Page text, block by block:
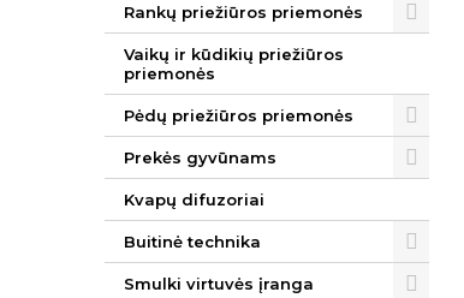
Rankų priežiūros priemonės
Vaikų ir kūdikių priežiūros
priemonės
Pėdų priežiūros priemonės
Prekės gyvūnams
Kvapų difuzoriai
Buitinė technika
Smulki virtuvės įranga